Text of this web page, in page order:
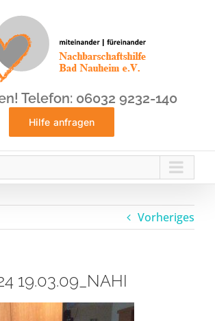
Telefon: 06032 9232-140
Hilfe anfragen
Vorheriges
19.03.09_NAHI